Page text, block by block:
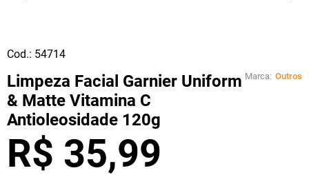
Cod.: 54714
Limpeza Facial Garnier Uniform
& Matte Vitamina C
Antioleosidade 120g
Marca: Outros
R$ 35,99
5º
protetor solar
6º
shampoo
7º
dipirona
tadalafila
º
fraldas geriátricas